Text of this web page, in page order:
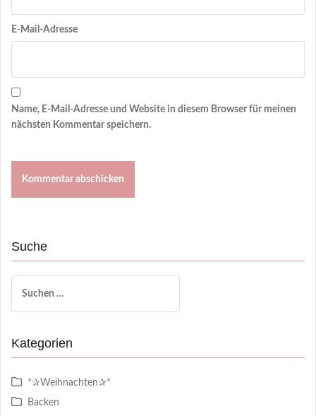
E-Mail-Adresse
Name, E-Mail-Adresse und Website in diesem Browser für meinen
nächsten Kommentar speichern.
Suche
nach:
Kategorien
*✰Weihnachten✰*
Backen